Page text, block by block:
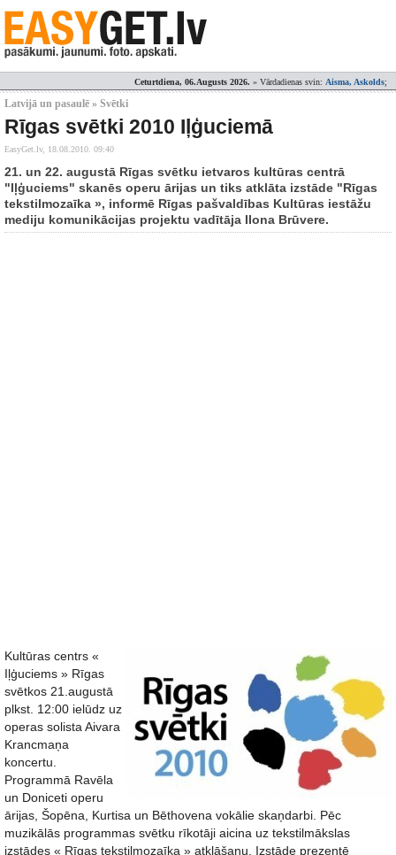
Ceturtdiena, 06.Augusts 2026. » Vārdadienas svin: Aisma, Askolds;
Latvijā un pasaulē » Svētki
Rīgas svētki 2010 Iļģuciemā
EasyGet.lv, 18.08.2010. 09:40
21. un 22. augustā Rīgas svētku ietvaros kultūras centrā
"Iļģuciems" skanēs operu ārijas un tiks atklāta izstāde "Rīgas
tekstilmozaīka », informē Rīgas pašvaldības Kultūras iestāžu
mediju komunikācijas projektu vadītāja IIona Brūvere.
Kultūras centrs «
Iļģuciems » Rīgas
svētkos 21.augustā
plkst. 12:00 ielūdz uz
operas solista Aivara
Krancmaņa
koncertu.
Programmā Ravēla
un Doniceti operu
ārijas, Šopēna, Kurtisa un Bēthovena vokālie skaņdarbi. Pēc
muzikālās programmas svētku rīkotāji aicina uz tekstilmākslas
izstādes « Rīgas tekstilmozaīka » atklāšanu. Izstāde prezentē